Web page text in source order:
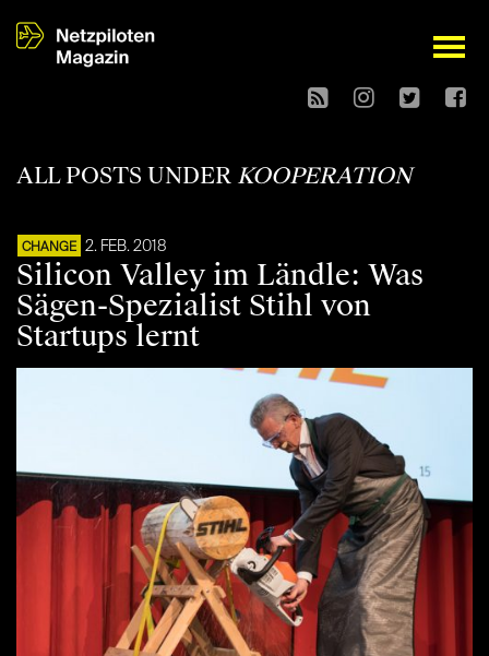
open
ALL POSTS UNDER KOOPERATION
CHANGE 2. FEB. 2018
Silicon Valley im Ländle: Was
Sägen-Spezialist Stihl von
Startups lernt